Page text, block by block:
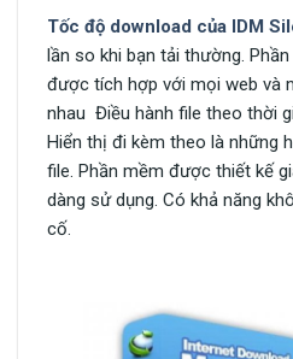
Tốc độ download của IDM
lần so khi bạn tải thường.
được tích hợp với mọi web và
nhau Điều hành file theo thời
Hiển thị đi kèm theo là những
file. Phần mềm được thiết kế
dàng sử dụng. Có khả năng
cố.